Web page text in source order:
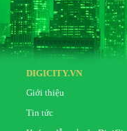
DIGICITY.VN
Giới thiệu
Tin tức